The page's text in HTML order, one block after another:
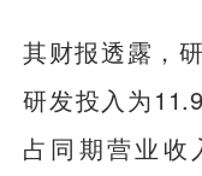
其财报透露，
研发投入为
占同期营业收